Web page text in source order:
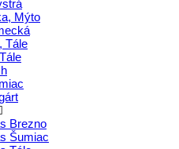
Mýto
Tále
Brezno
Šumiac